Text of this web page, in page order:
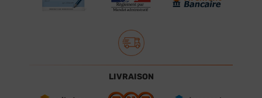
LIVRAISON